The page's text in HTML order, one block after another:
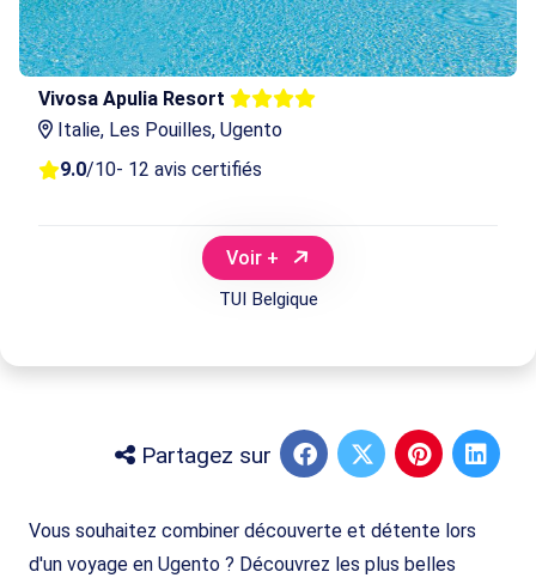
Vivosa Apulia Resort
Italie, Les Pouilles, Ugento
9.0/10- 12 avis certifiés
Voir +
TUI Belgique
Partagez sur
Vous souhaitez combiner découverte et détente lors
d'un voyage en Ugento ? Découvrez les plus belles